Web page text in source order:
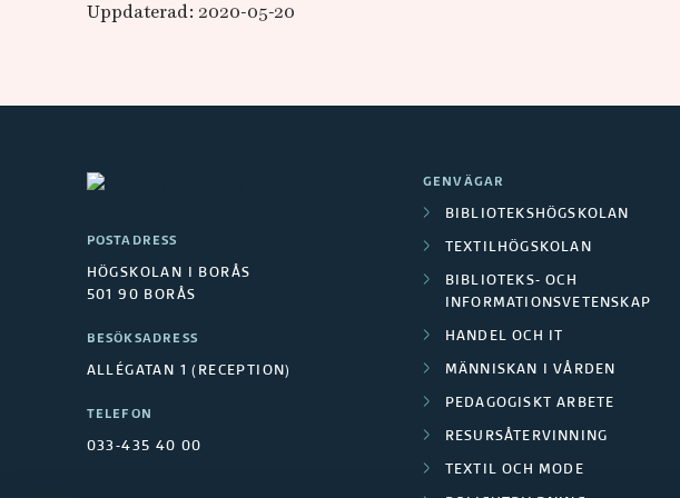
t
Uppdaterad: 2020-05-20
POSTADRESS
HÖGSKOLAN I BORÅS
501 90 BORÅS
BESÖKSADRESS
ALLÉGATAN 1 (RECEPTION)
TELEFON
033-435 40 00
GENVÄGAR
BIBLIOTEKSHÖGSKOLAN
TEXTILHÖGSKOLAN
BIBLIOTEKS- OCH
INFORMATIONSVETENSKAP
HANDEL OCH IT
MÄNNISKAN I VÅRDEN
PEDAGOGISKT ARBETE
RESURSÅTERVINNING
TEXTIL OCH MODE